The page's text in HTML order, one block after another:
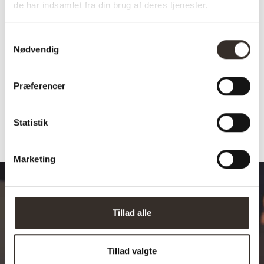
de har indsamlet fra din brug af deres tjenester.
Nødvendig
Præferencer
Statistik
Marketing
Tillad alle
Tillad valgte
Afhentning muligt:
Design dit drømmebord